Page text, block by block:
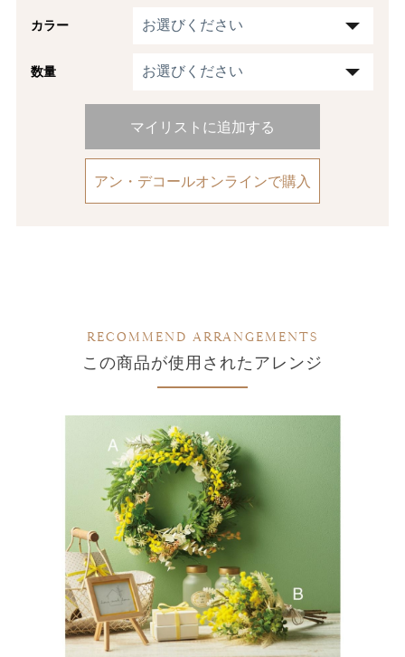
カラー
数量
マイリストに追加する
アン・デコールオンラインで購入
RECOMMEND ARRANGEMENTS
この商品が使用されたアレンジ